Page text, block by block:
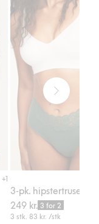
til
+1
3-pk. hipstertruser
249 kr. 3 for 2
3 stk. 83 kr. /stk